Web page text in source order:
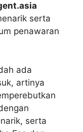
serta
penawaran
ada
artinya
serta